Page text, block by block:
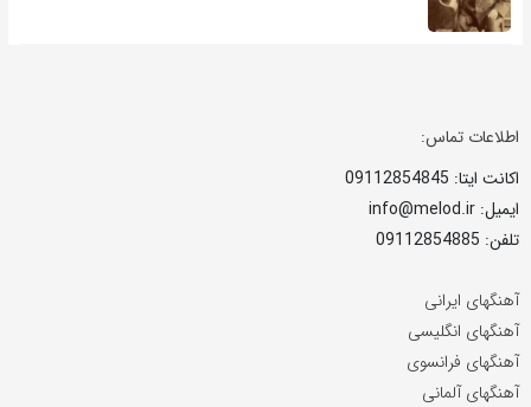
اطلاعات تماس:
اکانت ایتا: 09112854845
ایمیل: info@melod.ir
تلفن: 09112854885
آهنگهای ایرانی
آهنگهای انگلیسی
آهنگهای فرانسوی
آهنگهای آلمانی